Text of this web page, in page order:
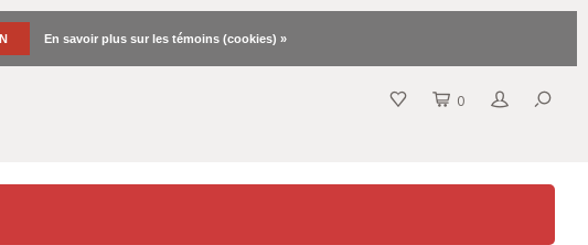
0
En savoir plus sur les témoins (cookies) »